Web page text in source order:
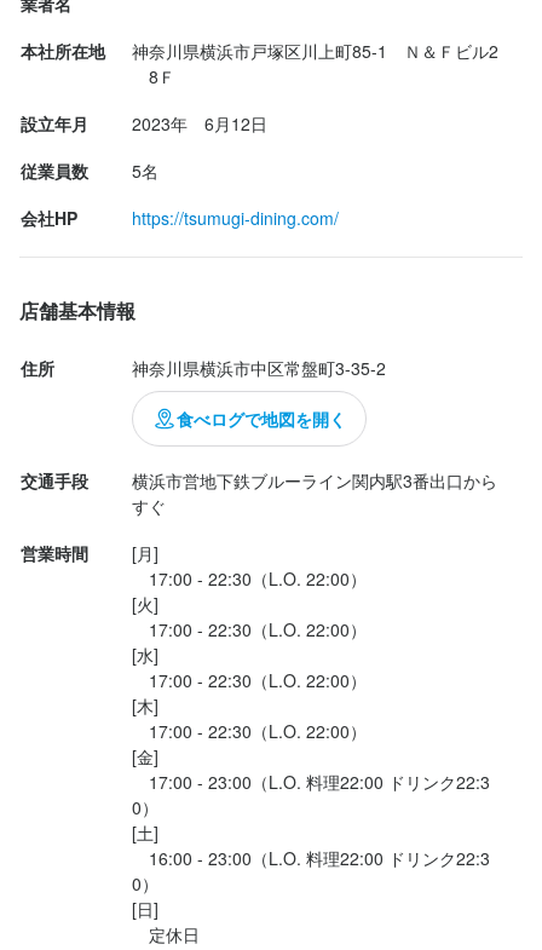
本社所在地
神奈川県横浜市戸塚区川上町85-1　Ｎ＆Ｆビル2
8Ｆ
設立年月
2023年　6月12日
従業員数
5名
会社HP
https://tsumugi-dining.com/
店舗基本情報
住所 神奈川県横浜市中区常盤町3-35-2
食べログで地図を開く
交通手段
横浜市営地下鉄ブルーライン関内駅3番出口から
すぐ
営業時間
[月]
17:00 - 22:30（L.O. 22:00）
[火]
17:00 - 22:30（L.O. 22:00）
[水]
17:00 - 22:30（L.O. 22:00）
[木]
17:00 - 22:30（L.O. 22:00）
[金]
17:00 - 23:00（L.O. 料理22:00 ドリンク22:3
0）
[土]
16:00 - 23:00（L.O. 料理22:00 ドリンク22:3
0）
[日]
定休日